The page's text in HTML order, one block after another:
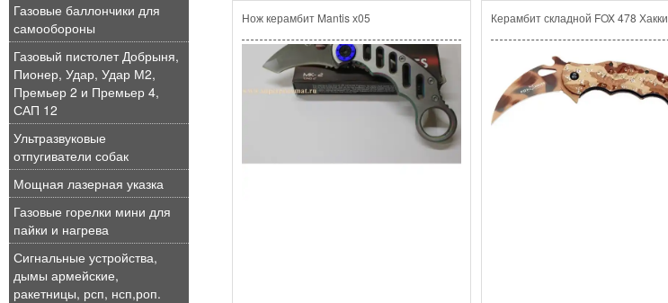
Газовые баллончики для
самообороны
Газовый пистолет Добрыня,
Пионер, Удар, Удар М2,
Премьер 2 и Премьер 4,
САП 12
Ультразвуковые
отпугиватели собак
Мощная лазерная указка
Газовые горелки мини для
пайки и нагрева
Сигнальные устройства,
дымы армейские,
ракетницы, рсп, нсп,роп.
Нож керамбит Mantis х05 Керамбит складной FOX 478 Хакки